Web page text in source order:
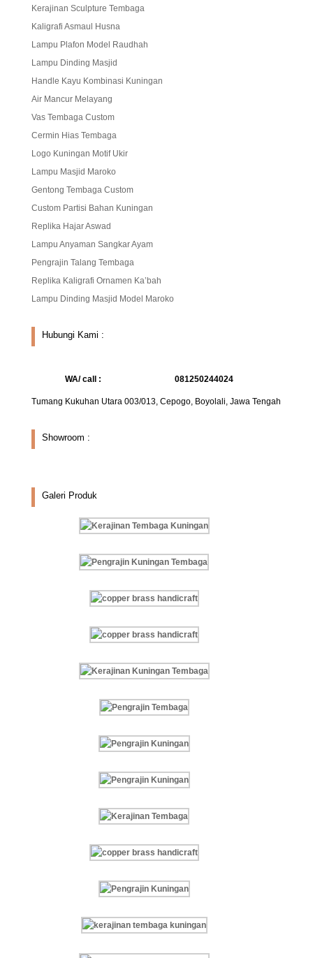
Kerajinan Sculpture Tembaga
Kaligrafi Asmaul Husna
Lampu Plafon Model Raudhah
Lampu Dinding Masjid
Handle Kayu Kombinasi Kuningan
Air Mancur Melayang
Vas Tembaga Custom
Cermin Hias Tembaga
Logo Kuningan Motif Ukir
Lampu Masjid Maroko
Gentong Tembaga Custom
Custom Partisi Bahan Kuningan
Replika Hajar Aswad
Lampu Anyaman Sangkar Ayam
Pengrajin Talang Tembaga
Replika Kaligrafi Ornamen Ka’bah
Lampu Dinding Masjid Model Maroko
Hubungi Kami :
WA/ call : 081250244024
Tumang Kukuhan Utara 003/013, Cepogo, Boyolali, Jawa Tengah
Showroom :
Galeri Produk